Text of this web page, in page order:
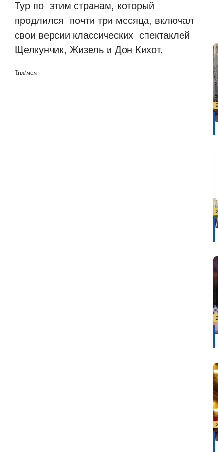
Тур по этим странам, который
продлился почти три месяца, включал
свои версии классических спектаклей
Щелкунчик, Жизель и Дон Кихот.
Тпл/мсм